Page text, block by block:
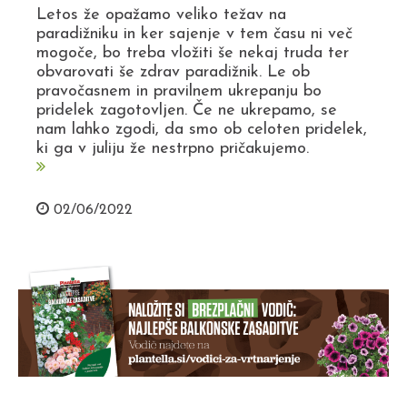
Letos že opažamo veliko težav na
paradižniku in ker sajenje v tem času ni več
mogoče, bo treba vložiti še nekaj truda ter
obvarovati še zdrav paradižnik. Le ob
pravočasnem in pravilnem ukrepanju bo
pridelek zagotovljen. Če ne ukrepamo, se
nam lahko zgodi, da smo ob celoten pridelek,
ki ga v juliju že nestrpno pričakujemo.
02/06/2022